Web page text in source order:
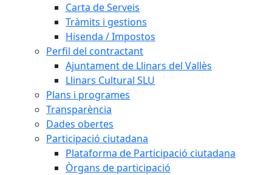
Carta de Serveis
Tràmits i gestions
Hisenda / Impostos
Perfil del contractant
Ajuntament de Llinars del Vallès
Llinars Cultural SLU
Plans i programes
Transparència
Dades obertes
Participació ciutadana
Plataforma de Participació ciutadana
Òrgans de participació